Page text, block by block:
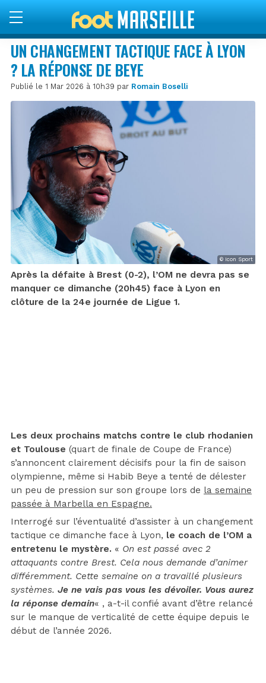
UN CHANGEMENT TACTIQUE FACE À LYON
? LA RÉPONSE DE BEYE
Publié le 1 Mar 2026 à 10h39 par Romain Boselli
© Icon Sport
Après la défaite à Brest (0-2), l’OM ne devra pas se
manquer ce dimanche (20h45) face à Lyon en
clôture de la 24e journée de Ligue 1.
Les deux prochains matchs contre le club rhodanien
et Toulouse (quart de finale de Coupe de France)
s’annoncent clairement décisifs pour la fin de saison
olympienne, même si Habib Beye a tenté de délester
un peu de pression sur son groupe lors de la semaine
passée à Marbella en Espagne.
Interrogé sur l’éventualité d’assister à un changement
tactique ce dimanche face à Lyon, le coach de l’OM a
entretenu le mystère. « On est passé avec 2
attaquants contre Brest. Cela nous demande d’animer
différemment. Cette semaine on a travaillé plusieurs
systèmes. Je ne vais pas vous les dévoiler. Vous aurez
la réponse demain« , a-t-il confié avant d’être relancé
sur le manque de verticalité de cette équipe depuis le
début de l’année 2026.